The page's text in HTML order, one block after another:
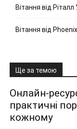
Вітання від Ріталл
Вітання від
Ще за темою
Онлайн-
практичні
кожному